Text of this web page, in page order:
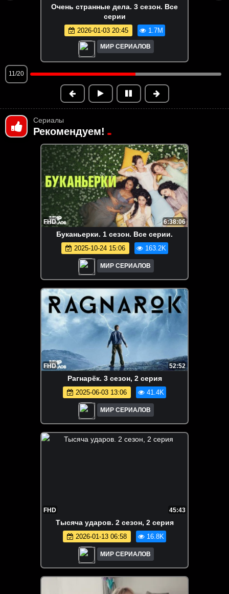
Очень странные дела. 2 сезон. Все
серии
2026-01-03 20:45 1.7M
МИР СЕРИАЛОВ
12/20
Сериалы
Рекомендуем!
FHD 6:38:06
Буканьерки. 1 сезон. Все серии.
2025-10-24 15:06 163.2K
МИР СЕРИАЛОВ
FHD 52:52
Рагнарёк. 3 сезон, 2 серия
2025-06-03 13:06 41.4K
МИР СЕРИАЛОВ
FHD 45:43
Тысяча ударов. 2 сезон, 2 серия
2026-01-13 06:58 16.8K
МИР СЕРИАЛОВ